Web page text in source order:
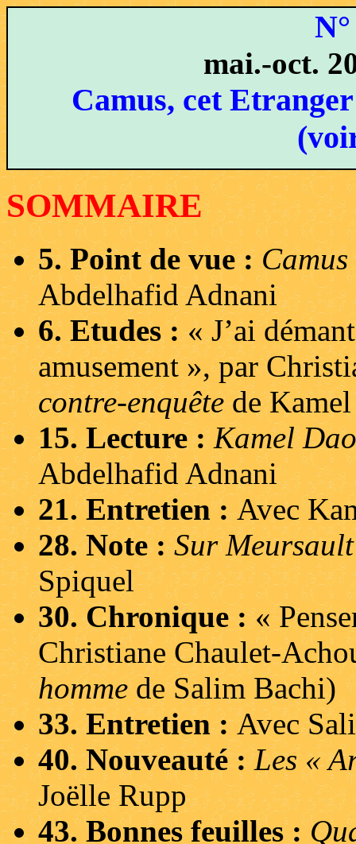
mai.-oct.
Camus, cet
SOMMAIRE
5. Point de vue :
Abdelhafid Adnani
6. Etudes :« J’ai
amusement », par
contre-enquêtede
15. Lecture :Kamel
Abdelhafid Adnani
21. Entretien :Avec
28. Note :Sur
Spiquel
30. Chronique :«
Christiane Chaulet-
hommede Salim Bachi)
33. Entretien :Avec
40. Nouveauté :Les «
Joëlle Rupp
43. Bonnes feuilles :